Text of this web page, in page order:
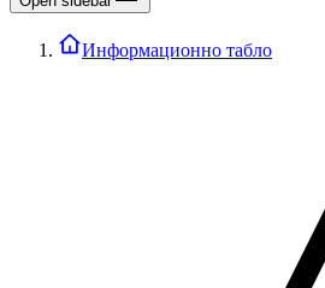
Информационно табло